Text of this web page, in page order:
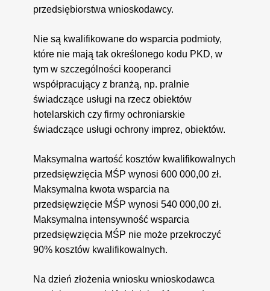
przedsiębiorstwa wnioskodawcy.
Nie są kwalifikowane do wsparcia podmioty,
które nie mają tak określonego kodu PKD, w
tym w szczególności kooperanci
współpracujący z branżą, np. pralnie
świadczące usługi na rzecz obiektów
hotelarskich czy firmy ochroniarskie
świadczące usługi ochrony imprez, obiektów.
Maksymalna wartość kosztów kwalifikowalnych
przedsięwzięcia MŚP wynosi 600 000,00 zł.
Maksymalna kwota wsparcia na
przedsięwzięcie MŚP wynosi 540 000,00 zł.
Maksymalna intensywność wsparcia
przedsięwzięcia MŚP nie może przekroczyć
90% kosztów kwalifikowalnych.
Na dzień złożenia wniosku wnioskodawca